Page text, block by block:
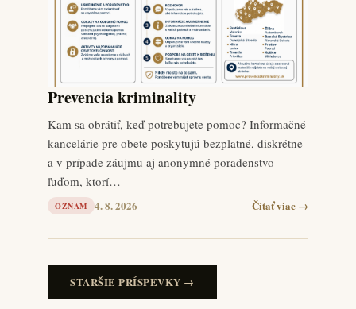
Prevencia kriminality
Kam sa obrátiť, keď potrebujete pomoc? Informačné
kancelárie pre obete poskytujú bezplatné, diskrétne
a v prípade záujmu aj anonymné poradenstvo
ľuďom, ktorí…
OZNAM 4. 8. 2026 Čítať viac →
STARŠIE PRÍSPEVKY →